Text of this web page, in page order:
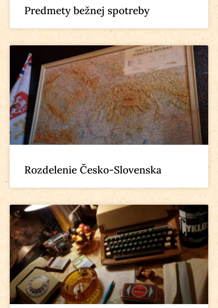
Predmety bežnej spotreby
Rozdelenie Česko-Slovenska